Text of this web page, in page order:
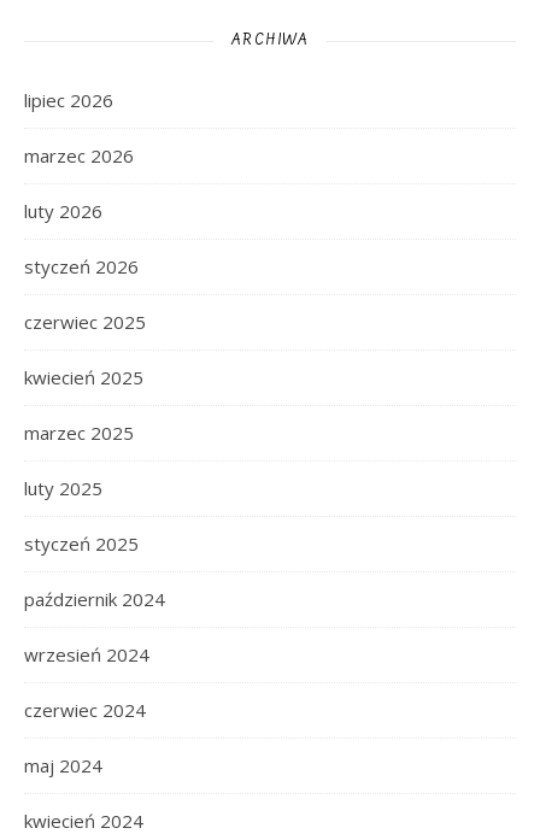
ARCHIWA
lipiec 2026
marzec 2026
luty 2026
styczeń 2026
czerwiec 2025
kwiecień 2025
marzec 2025
luty 2025
styczeń 2025
październik 2024
wrzesień 2024
czerwiec 2024
maj 2024
kwiecień 2024